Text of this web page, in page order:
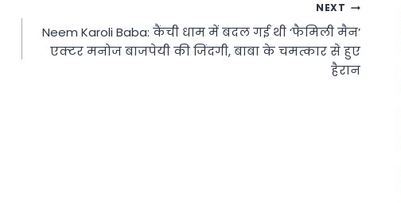
NEXT
Neem Karoli Baba: कैंची धाम में बदल गई थी ‘फैमिली मैन’
एक्टर मनोज बाजपेयी की जिंदगी, बाबा के चमत्कार से हुए
हैरान